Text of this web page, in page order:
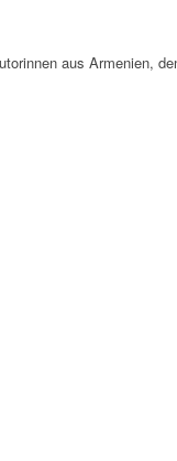
aus Armenien,